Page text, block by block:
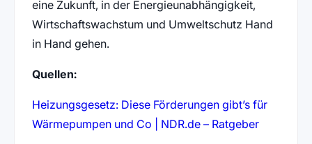
eine Zukunft, in der Energieunabhängigkeit,
Wirtschaftswachstum und Umweltschutz Hand
in Hand gehen.
Quellen:
Heizungsgesetz: Diese Förderungen gibt’s für
Wärmepumpen und Co | NDR.de – Ratgeber